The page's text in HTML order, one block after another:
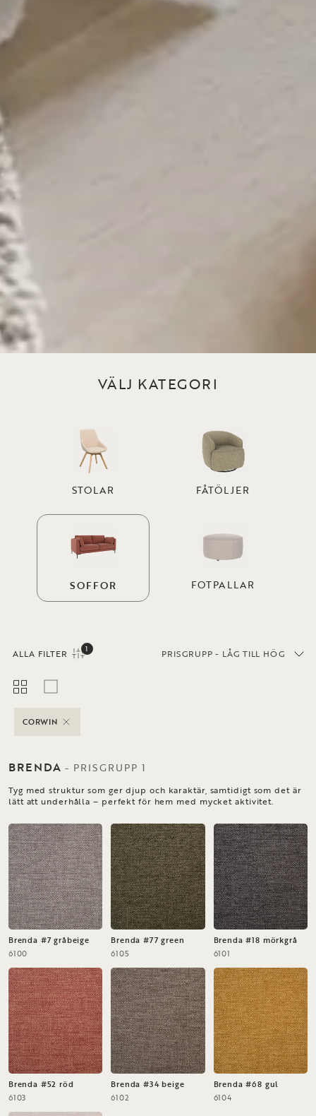
VÄLJ KATEGORI
STOLAR FÅTÖLJER
SOFFOR FOTPALLAR
ALLA FILTER 1 PRISGRUPP - LÅG TILL HÖG
CORWIN
BRENDA - PRISGRUPP 1
Tyg med struktur som ger djup och karaktär, samtidigt som det är
lätt att underhålla – perfekt för hem med mycket aktivitet.
Brenda #7 gråbeige
6100
Brenda #77 green
6105
Brenda #18 mörkgrå
6101
Brenda #52 röd
6103
Brenda #34 beige
6102
Brenda #68 gul
6104